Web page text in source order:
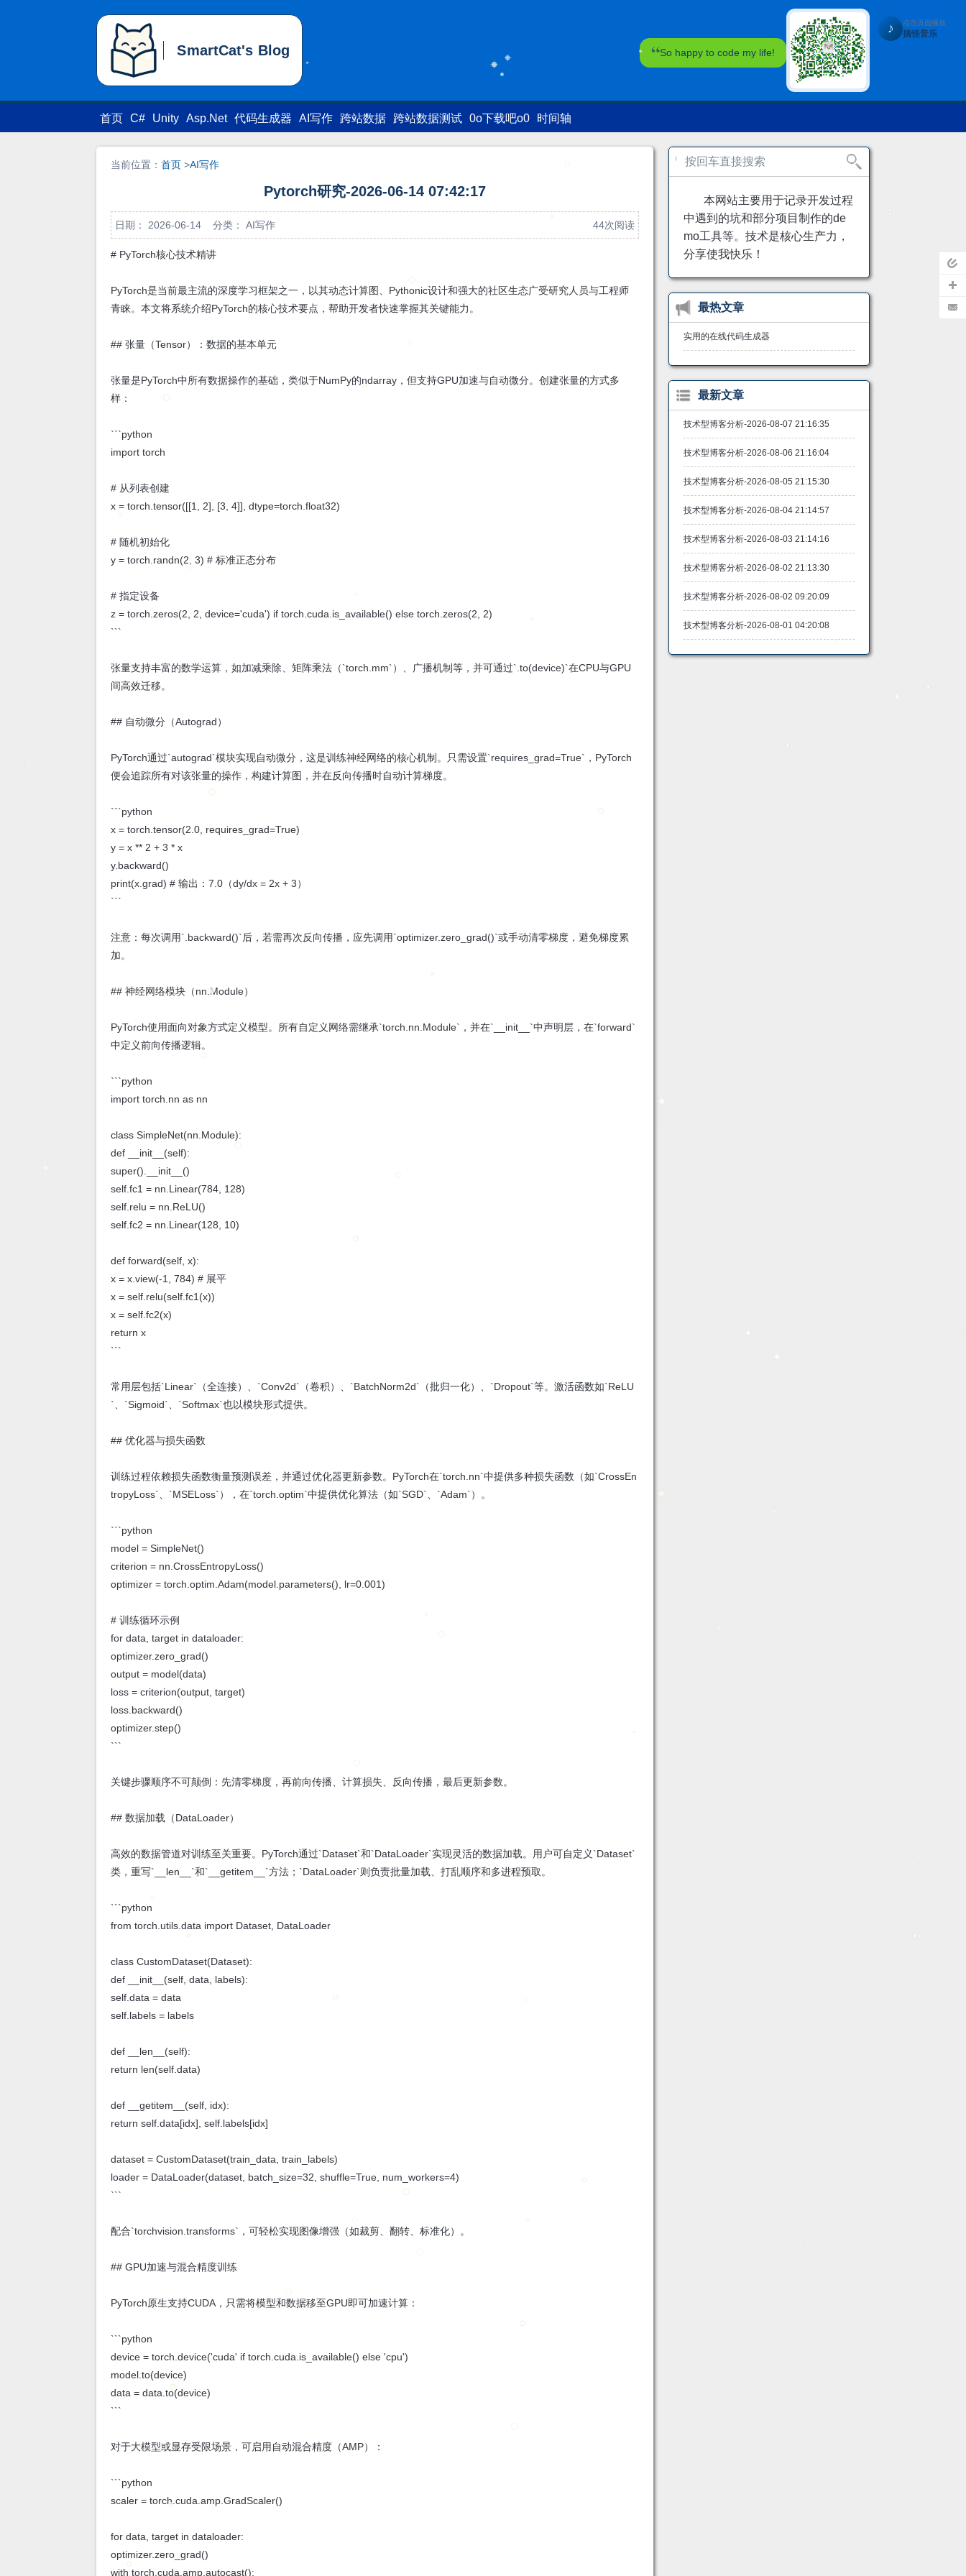
页
SmartCat's Blog
SmartCat's Blog So happy to code my life!
首页 C# Unity Asp.Net 代码生成器 AI写作 跨站数据 跨站数据测试 0o下载吧o0 时间轴
当前位置：首页 >AI写作
Pytorch研究-2026-06-14 07:42:17
日期： 2026-06-14 分类：AI写作 44次阅读
# PyTorch核心技术精讲
PyTorch是当前最主流的深度学习框架之一，以其动态计算图、Pythonic设计和强大的社区生态广受研究人员与工程师
青睐。本文将系统介绍PyTorch的核心技术要点，帮助开发者快速掌握其关键能力。
## 张量（Tensor）：数据的基本单元
张量是PyTorch中所有数据操作的基础，类似于NumPy的ndarray，但支持GPU加速与自动微分。创建张量的方式多
样：
```python
import torch
# 从列表创建
x = torch.tensor([[1, 2], [3, 4]], dtype=torch.float32)
# 随机初始化
y = torch.randn(2, 3) # 标准正态分布
# 指定设备
z = torch.zeros(2, 2, device='cuda') if torch.cuda.is_available() else torch.zeros(2, 2)
```
张量支持丰富的数学运算，如加减乘除、矩阵乘法（`torch.mm`）、广播机制等，并可通过`.to(device)`在CPU与GPU
间高效迁移。
## 自动微分（Autograd）
PyTorch通过`autograd`模块实现自动微分，这是训练神经网络的核心机制。只需设置`requires_grad=True`，PyTorch
便会追踪所有对该张量的操作，构建计算图，并在反向传播时自动计算梯度。
```python
x = torch.tensor(2.0, requires_grad=True)
y = x ** 2 + 3 * x
y.backward()
print(x.grad) # 输出：7.0（dy/dx = 2x + 3）
```
注意：每次调用`.backward()`后，若需再次反向传播，应先调用`optimizer.zero_grad()`或手动清零梯度，避免梯度累
加。
## 神经网络模块（nn.Module）
PyTorch使用面向对象方式定义模型。所有自定义网络需继承`torch.nn.Module`，并在`__init__`中声明层，在`forward`
中定义前向传播逻辑。
```python
import torch.nn as nn
class SimpleNet(nn.Module):
def __init__(self):
super().__init__()
self.fc1 = nn.Linear(784, 128)
self.relu = nn.ReLU()
self.fc2 = nn.Linear(128, 10)
def forward(self, x):
x = x.view(-1, 784) # 展平
x = self.relu(self.fc1(x))
x = self.fc2(x)
return x
```
常用层包括`Linear`（全连接）、`Conv2d`（卷积）、`BatchNorm2d`（批归一化）、`Dropout`等。激活函数如`ReLU
`、`Sigmoid`、`Softmax`也以模块形式提供。
## 优化器与损失函数
训练过程依赖损失函数衡量预测误差，并通过优化器更新参数。PyTorch在`torch.nn`中提供多种损失函数（如`CrossEn
tropyLoss`、`MSELoss`），在`torch.optim`中提供优化算法（如`SGD`、`Adam`）。
```python
model = SimpleNet()
criterion = nn.CrossEntropyLoss()
optimizer = torch.optim.Adam(model.parameters(), lr=0.001)
# 训练循环示例
for data, target in dataloader:
optimizer.zero_grad()
output = model(data)
loss = criterion(output, target)
loss.backward()
optimizer.step()
```
关键步骤顺序不可颠倒：先清零梯度，再前向传播、计算损失、反向传播，最后更新参数。
## 数据加载（DataLoader）
高效的数据管道对训练至关重要。PyTorch通过`Dataset`和`DataLoader`实现灵活的数据加载。用户可自定义`Dataset`
类，重写`__len__`和`__getitem__`方法；`DataLoader`则负责批量加载、打乱顺序和多进程预取。
```python
from torch.utils.data import Dataset, DataLoader
class CustomDataset(Dataset):
def __init__(self, data, labels):
self.data = data
self.labels = labels
def __len__(self):
return len(self.data)
def __getitem__(self, idx):
return self.data[idx], self.labels[idx]
dataset = CustomDataset(train_data, train_labels)
loader = DataLoader(dataset, batch_size=32, shuffle=True, num_workers=4)
```
配合`torchvision.transforms`，可轻松实现图像增强（如裁剪、翻转、标准化）。
## GPU加速与混合精度训练
PyTorch原生支持CUDA，只需将模型和数据移至GPU即可加速计算：
```python
device = torch.device('cuda' if torch.cuda.is_available() else 'cpu')
model.to(device)
data = data.to(device)
```
对于大模型或显存受限场景，可启用自动混合精度（AMP）：
```python
scaler = torch.cuda.amp.GradScaler()
for data, target in dataloader:
optimizer.zero_grad()
with torch.cuda.amp.autocast():
本网站主要用于记录开发过程
中遇到的坑和部分项目制作的de
mo工具等。技术是核心生产力，
分享使我快乐！
最热文章
实用的在线代码生成器
最新文章
技术型博客分析-2026-08-07 21:16:35
技术型博客分析-2026-08-06 21:16:04
技术型博客分析-2026-08-05 21:15:30
技术型博客分析-2026-08-04 21:14:57
技术型博客分析-2026-08-03 21:14:16
技术型博客分析-2026-08-02 21:13:30
技术型博客分析-2026-08-02 09:20:09
技术型博客分析-2026-08-01 04:20:08
♪ 点击页面播放
搞怪音乐